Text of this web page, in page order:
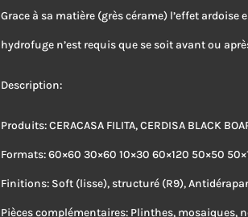
Grace à sa matière (grès cérame) l’effet
hydrofuge n’est requis que se soit avant ou
Description:
Produits: CERACASA FILITA, CERDISA BLACK
Formats: 60×60 30×60 10×30 60×120 50×50
Finitions: Soft (lisse), structuré (R9),
Pièces complémentaires: Plinthes, mosaiques,